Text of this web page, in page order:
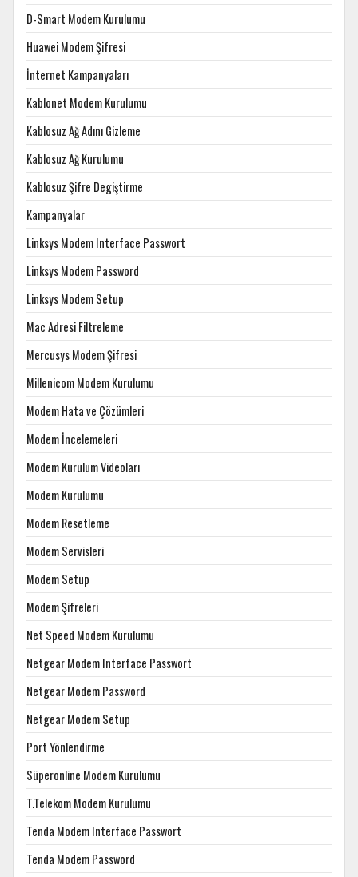
D-Smart Modem Kurulumu
Huawei Modem Şifresi
İnternet Kampanyaları
Kablonet Modem Kurulumu
Kablosuz Ağ Adını Gizleme
Kablosuz Ağ Kurulumu
Kablosuz Şifre Degiştirme
Kampanyalar
Linksys Modem Interface Passwort
Linksys Modem Password
Linksys Modem Setup
Mac Adresi Filtreleme
Mercusys Modem Şifresi
Millenicom Modem Kurulumu
Modem Hata ve Çözümleri
Modem İncelemeleri
Modem Kurulum Videoları
Modem Kurulumu
Modem Resetleme
Modem Servisleri
Modem Setup
Modem Şifreleri
Net Speed Modem Kurulumu
Netgear Modem Interface Passwort
Netgear Modem Password
Netgear Modem Setup
Port Yönlendirme
Süperonline Modem Kurulumu
T.Telekom Modem Kurulumu
Tenda Modem Interface Passwort
Tenda Modem Password